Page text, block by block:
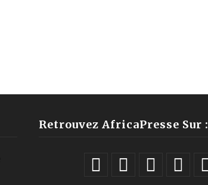
Retrouvez AfricaPresse Sur :